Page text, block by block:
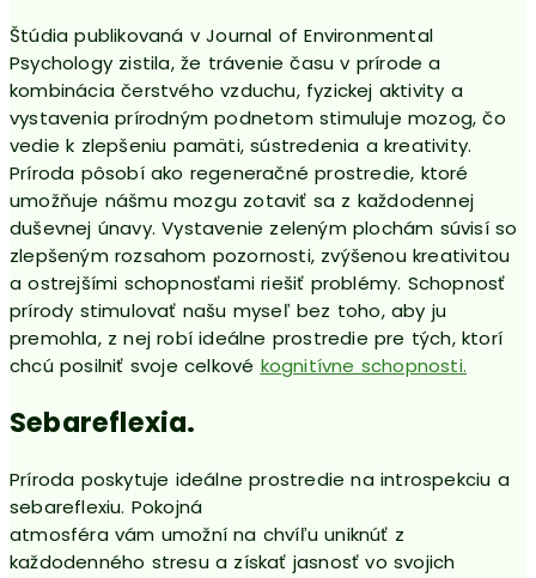
Štúdia publikovaná v Journal of Environmental
Psychology zistila, že trávenie času v prírode a
kombinácia čerstvého vzduchu, fyzickej aktivity a
vystavenia prírodným podnetom stimuluje mozog, čo
vedie k zlepšeniu pamäti, sústredenia a kreativity.
Príroda pôsobí ako regeneračné prostredie, ktoré
umožňuje nášmu mozgu zotaviť sa z každodennej
duševnej únavy. Vystavenie zeleným plochám súvisí so
zlepšeným rozsahom pozornosti, zvýšenou kreativitou
a ostrejšími schopnosťami riešiť problémy. Schopnosť
prírody stimulovať našu myseľ bez toho, aby ju
premohla, z nej robí ideálne prostredie pre tých, ktorí
chcú posilniť svoje celkové kognitívne schopnosti.
Sebareflexia.
Príroda poskytuje ideálne prostredie na introspekciu a
sebareflexiu. Pokojná
atmosféra vám umožní na chvíľu uniknúť z
každodenného stresu a získať jasnosť vo svojich